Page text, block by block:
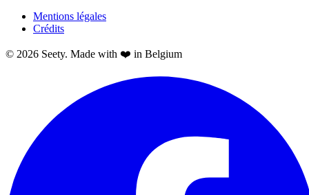
Mentions légales
Crédits
© 2026 Seety. Made with ❤️ in Belgium